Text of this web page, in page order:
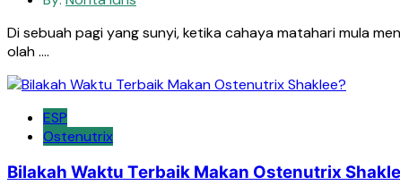
Di sebuah pagi yang sunyi, ketika cahaya matahari mula
olah ….
ESP
Ostenutrix
Bilakah Waktu Terbaik Makan Ostenutrix